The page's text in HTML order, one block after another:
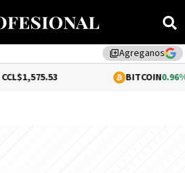
library_addAgreganos
0.96%$64,893.15